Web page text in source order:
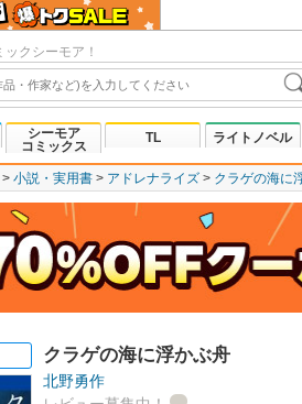
クシーモア！
シーモア
コミックス
TL ライトノベル
小説・実用書 アドレナライズ クラゲの海に
クラゲの海に浮かぶ舟
北野勇作